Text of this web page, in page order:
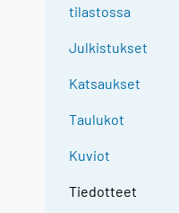
tilastossa
Julkistukset
Katsaukset
Taulukot
Kuviot
Tiedotteet